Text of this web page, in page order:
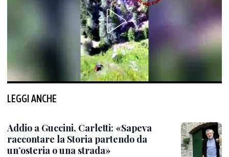
LEGGI ANCHE
Addio a Guccini, Carletti: «Sapeva
raccontare la Storia partendo da
un’osteria o una strada»